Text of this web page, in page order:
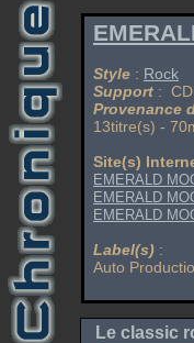
Style : Rock
Support : CD
Provenance
13titre(s) -
Site(s)
EMERALD
EMERALD
EMERALD
Label(s) :
Auto
Le classic